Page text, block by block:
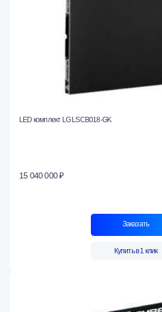
LED комплект LG LSCB018-GK
15 040 000 ₽
Заказать
Купить в 1 клик